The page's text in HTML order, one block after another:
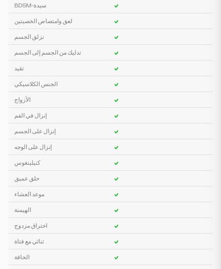
BDSM-سيدة
لعق وامتصاص الخصيتين
تزلق الجسم
تدليك من الجسم إلى الجسم
تقيد
الجنس الكلاسيكي
الأزواج
إنزال في الفم
إنزال على الجسم
إنزال على الوجه
كنيلينغوس
حلق عميق
موعد العشاء
الهيمنة
اختراق مزدوج
ثنائي مع فتاة
الحافة